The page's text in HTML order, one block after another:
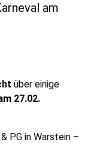
am
über einige
27.02.
PG in Warstein –